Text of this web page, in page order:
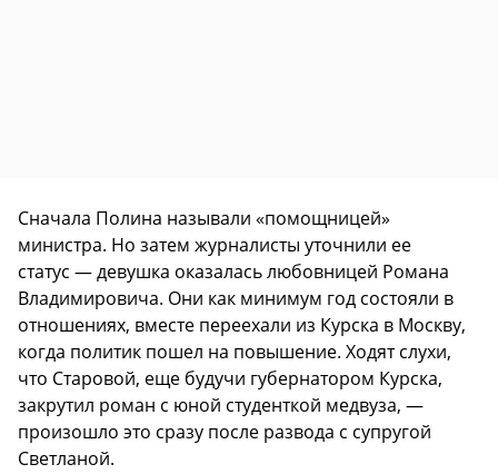
Сначала Полина называли «помощницей»
министра. Но затем журналисты уточнили ее
статус — девушка оказалась любовницей Романа
Владимировича. Они как минимум год состояли в
отношениях, вместе переехали из Курска в Москву,
когда политик пошел на повышение. Ходят слухи,
что Старовой, еще будучи губернатором Курска,
закрутил роман с юной студенткой медвуза, —
произошло это сразу после развода с супругой
Светланой.